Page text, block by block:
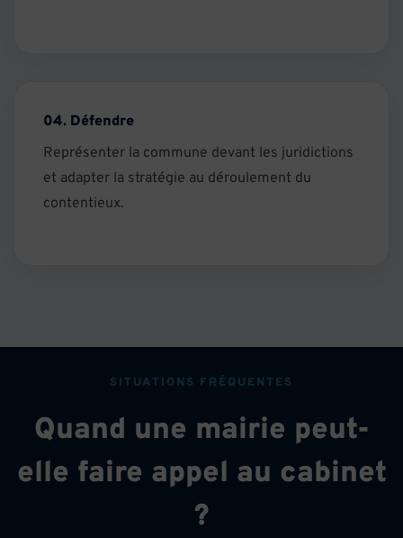
04. Défendre
Représenter la commune devant les juridictions
et adapter la stratégie au déroulement du
contentieux.
SITUATIONS FRÉQUENTES
Quand une mairie peut-
elle faire appel au cabinet
?